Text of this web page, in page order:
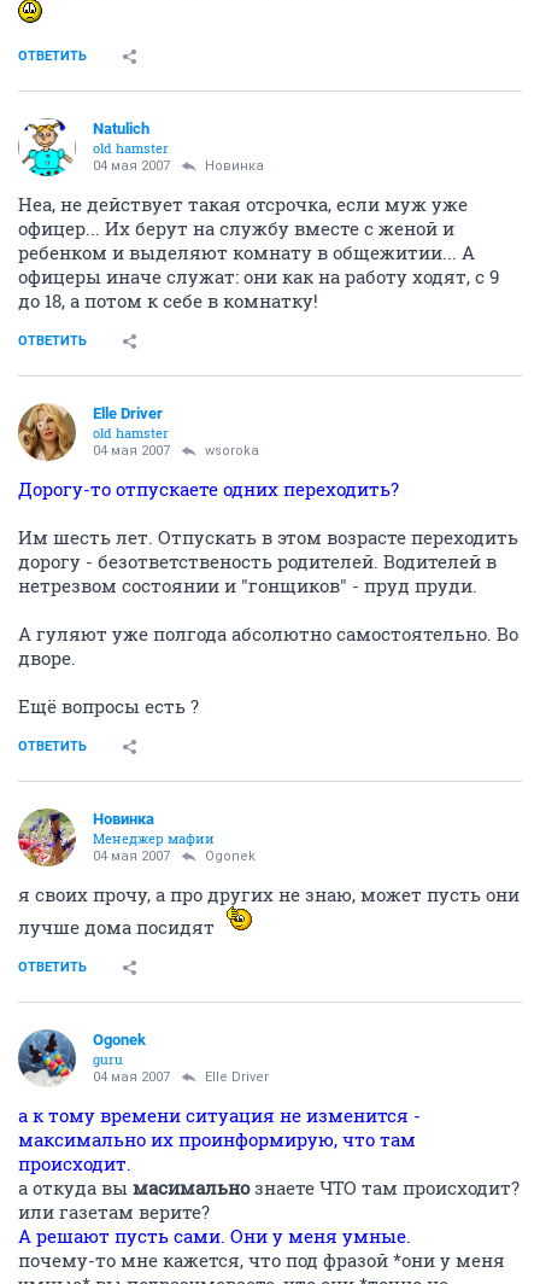
ОТВЕТИТЬ
Natulich
old hamster
04 мая 2007 Новинка
Неа, не действует такая отсрочка, если муж уже
офицер... Их берут на службу вместе с женой и
ребенком и выделяют комнату в общежитии... А
офицеры иначе служат: они как на работу ходят, с 9
до 18, а потом к себе в комнатку!
ОТВЕТИТЬ
Elle Driver
old hamster
04 мая 2007 wsoroka
Дорогу-то отпускаете одних переходить?
Им шесть лет. Отпускать в этом возрасте переходить
дорогу - безответственость родителей. Водителей в
нетрезвом состоянии и "гонщиков" - пруд пруди.
А гуляют уже полгода абсолютно самостоятельно. Во
дворе.
Ещё вопросы есть ?
ОТВЕТИТЬ
Новинка
Менеджер мафии
04 мая 2007 Ogonek
я своих прочу, а про других не знаю, может пусть они
лучше дома посидят
ОТВЕТИТЬ
Ogonek
guru
04 мая 2007 Elle Driver
а к тому времени ситуация не изменится -
максимально их проинформирую, что там
происходит.
а откуда вы масимальнознаете ЧТО там происходит?
или газетам верите?
А решают пусть сами. Они у меня умные.
почему-то мне кажется, что под фразой *они у меня